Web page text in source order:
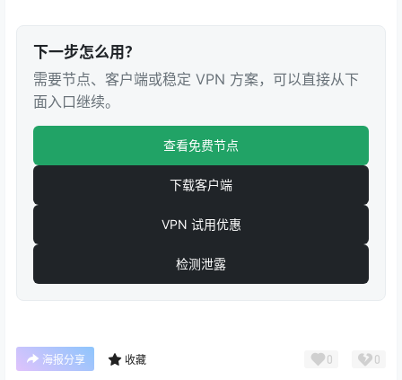
下一步怎么用？
需要节点、客户端或稳定 VPN 方案，可以直接从下
面入口继续。
查看免费节点
下载客户端
VPN 试用优惠
检测泄露
海报分享 收藏 0 0